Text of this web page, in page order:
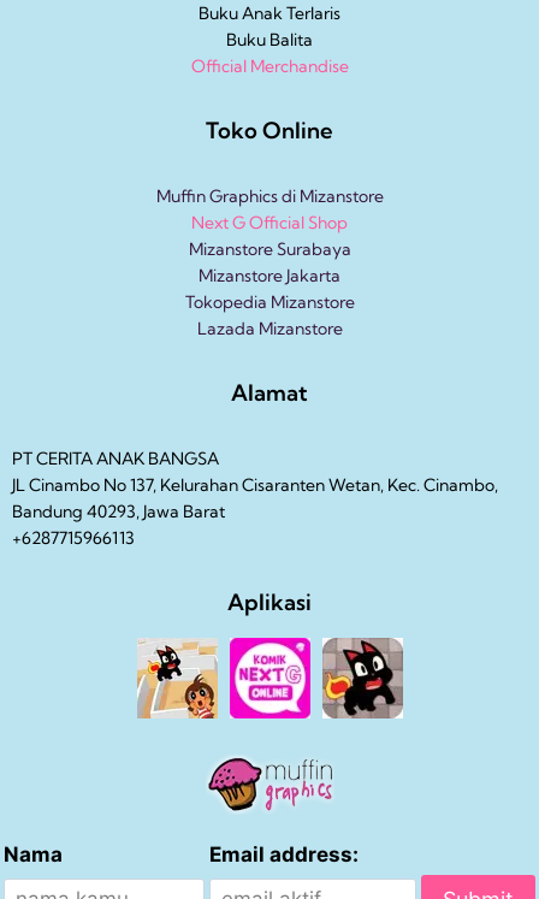
Buku Anak Terlaris
Buku Balita
Official Merchandise
Toko Online
Muffin Graphics di Mizanstore
Next G Official Shop
Mizanstore Surabaya
Mizanstore Jakarta
Tokopedia Mizanstore
Lazada Mizanstore
Alamat
PT CERITA ANAK BANGSA
JL Cinambo No 137, Kelurahan Cisaranten Wetan, Kec. Cinambo,
Bandung 40293, Jawa Barat
+6287715966113
Aplikasi
Nama Email address: